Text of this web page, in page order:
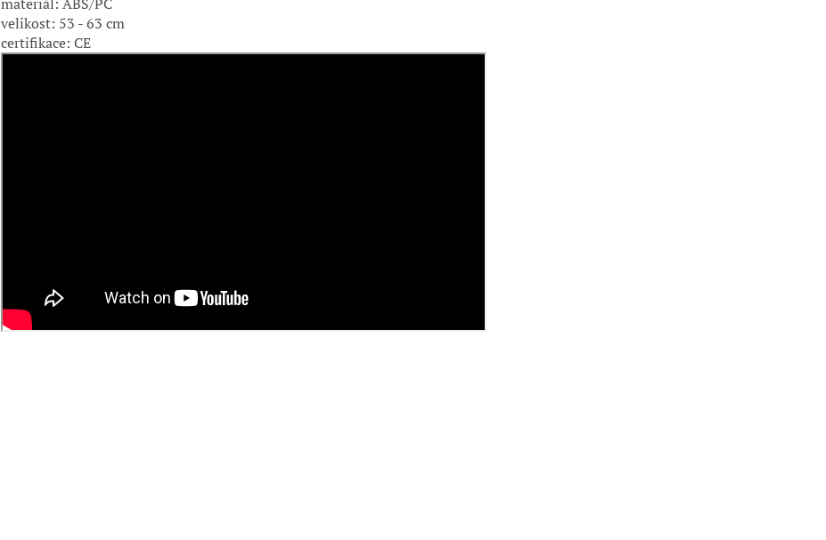
materiál: ABS/PC
velikost: 53 - 63 cm
certifikace: CE